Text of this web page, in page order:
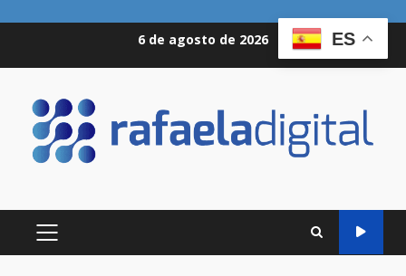
6 de agosto de 2026
MENÚ
PRINCIPAL
ES